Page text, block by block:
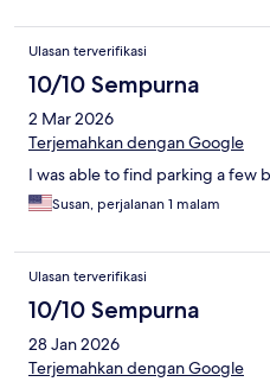
Ulasan terverifikasi
10/10 Sempurna
2 Mar 2026
Terjemahkan dengan Google
I was able to find parking a few
Susan, perjalanan 1 malam
Ulasan terverifikasi
10/10 Sempurna
28 Jan 2026
Terjemahkan dengan Google